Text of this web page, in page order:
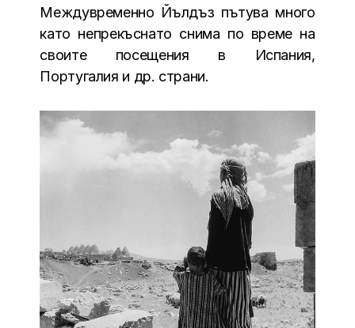
Междувременно Йълдъз пътува много
като непрекъснато снима по време на
своите посещения в Испания,
Португалия и др. страни.